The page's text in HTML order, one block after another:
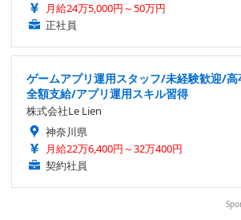
月給24万5,000円～50万円
正社員
ゲームアプリ運用スタッフ/未経験歓迎/
全額支給/アプリ運用スキル習得
株式会社Le Lien
神奈川県
月給22万6,400円～32万400円
契約社員